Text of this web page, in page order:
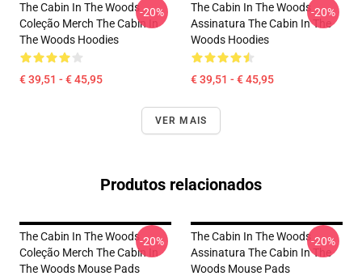
The Cabin In The Woods
Coleção Merch The Cabin In
The Woods Hoodies
€ 39,51 - € 45,95
-20%
The Cabin In The Woods
Assinatura The Cabin In The
Woods Hoodies
€ 39,51 - € 45,95
-20%
VER MAIS
Produtos relacionados
The Cabin In The Woods
Coleção Merch The Cabin In
The Woods Mouse Pads
-20%
The Cabin In The Woods
Assinatura The Cabin In The
Woods Mouse Pads
-20%